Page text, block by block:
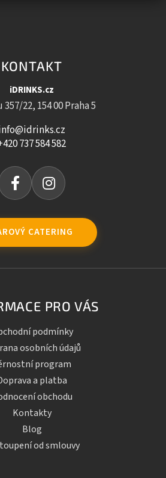
KONTAKT
iDRINKS.cz
357/22, 154 00 Praha 5
737 584 582
CATERING
PRO VÁS
podmínky
osobních údajů
program
a platba
obchodu
Kontakty
Blog
od smlouvy